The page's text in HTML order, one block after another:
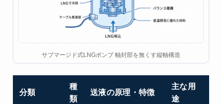
サブマージド式LNGポンプ 軸封部を無くす縦軸構造
分類
種
類
送液の原理・特徴
主な用
途